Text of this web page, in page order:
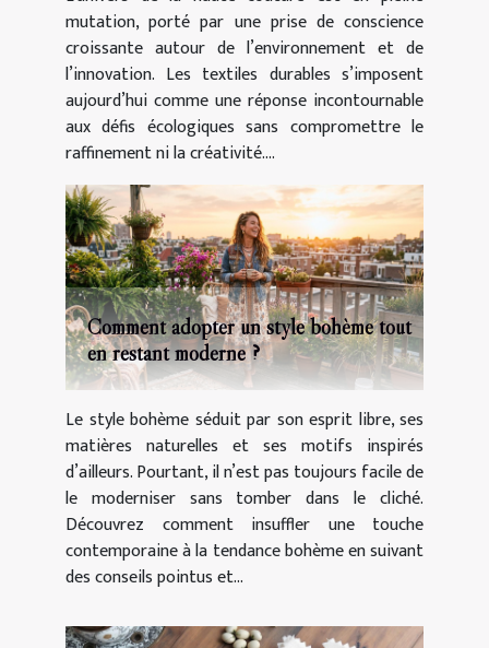
mutation, porté par une prise de conscience
croissante autour de l’environnement et de
l’innovation. Les textiles durables s’imposent
aujourd’hui comme une réponse incontournable
aux défis écologiques sans compromettre le
raffinement ni la créativité....
Comment adopter un style bohème tout
en restant moderne ?
Le style bohème séduit par son esprit libre, ses
matières naturelles et ses motifs inspirés
d’ailleurs. Pourtant, il n’est pas toujours facile de
le moderniser sans tomber dans le cliché.
Découvrez comment insuffler une touche
contemporaine à la tendance bohème en suivant
des conseils pointus et...